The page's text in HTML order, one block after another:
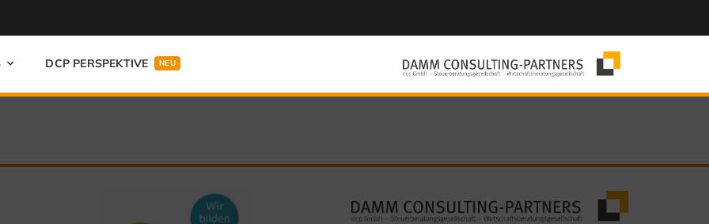
DCP PERSPEKTIVE NEU